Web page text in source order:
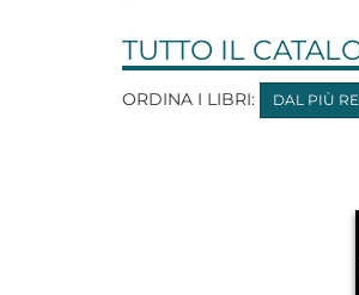
TUTTO IL
ORDINA I LIBRI: DAL PIÙ